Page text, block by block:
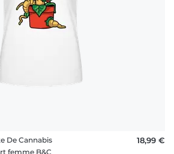
De Cannabis
femme B&C
18,99 €